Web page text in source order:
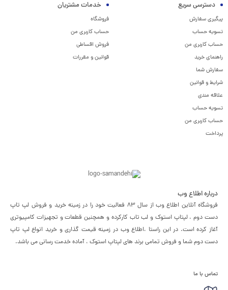
دسترسی سریع
پیگیری سفارش
تسویه حساب
حساب کاربری من
راهنمای خرید
سفارش شما
شرایط و قوانین
علاقه مندی
تسویه حساب
حساب کاربری من
پرداخت
خدمات مشتریان
فروشگاه
حساب کاربری من
فروش اقساطی
قوانین و مقررات
درباره اطلاع وب
فروشگاه آنلاین اطلاع وب از سال 83 فعالیت خود را در زمینه خرید و فروش لپ تاپ
دست دوم ، لپتاپ استوک و لب تاب کارکرده و همچنین قطعات و تجهیزات کامپیوتری
آغاز کرده است. در این راستا ،‌اطلاع وب در زمینه قیمت گذاری و خرید انواع لپ تاپ
دست دوم شما و فروش تمامی برند های لپتاپ استوک ، آماده خدمت رسانی می باشد.
تماس با ما